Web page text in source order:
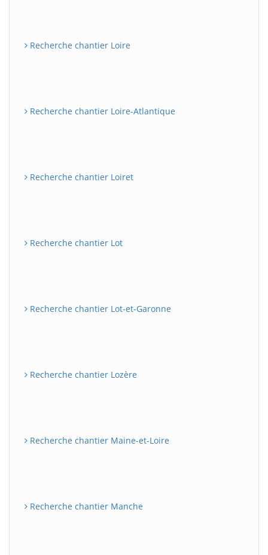
Recherche chantier Loire
Recherche chantier Loire-Atlantique
Recherche chantier Loiret
Recherche chantier Lot
Recherche chantier Lot-et-Garonne
Recherche chantier Lozère
Recherche chantier Maine-et-Loire
Recherche chantier Manche